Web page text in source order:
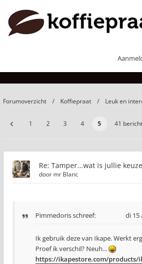
Tamper...wat is jullie
Forumoverzicht Koffiepraat Leuk en
1 2 3 4 5 41
Re: Tamper...wat is jullie keuze
door mr Blanc
Pimmedorisschreef: di 15
Ik gebruik deze van Ikape. Werkt
Proef ik verschil? Neuh...
https://ikapestore.com/products/